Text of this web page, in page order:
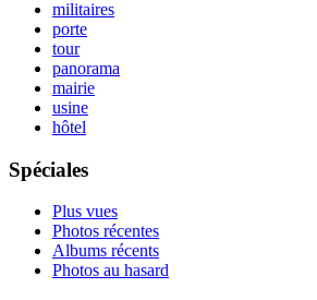
militaires
porte
tour
panorama
mairie
usine
hôtel
Spéciales
Plus vues
Photos récentes
Albums récents
Photos au hasard